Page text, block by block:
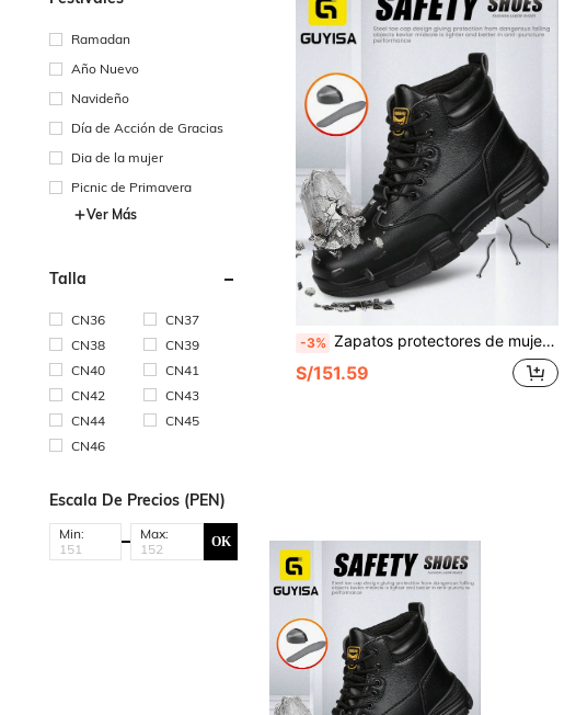
Ramadan
Año Nuevo
Navideño
Día de Acción de Gracias
Dia de la mujer
Picnic de Primavera
Ver Más
Talla
CN36
CN37
CN38
CN39
CN40
CN41
CN42
CN43
CN44
CN45
CN46
Escala De Precios (PEN)
Min: Max: OK
-3% Zapatos protectores de mujer de caña alta, anti-aplastamiento, anti-perforación, serie de trabajo y casual, parte superior de cuero, suela de goma blanda, de moda, adecuados para todas las estaciones, zapatos de trabajo funcionales
S/151.59